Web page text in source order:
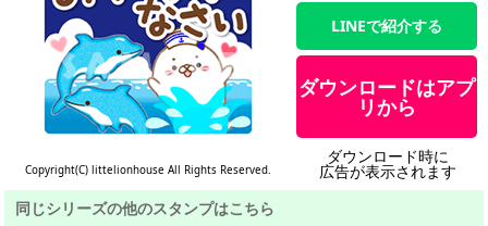
Copyright(C) littelionhouse All Rights Reserved.
LINEで紹介する
ダウンロードはアプ
リから
ダウンロード時に
広告が表示されます
同じシリーズの他のスタンプはこちら